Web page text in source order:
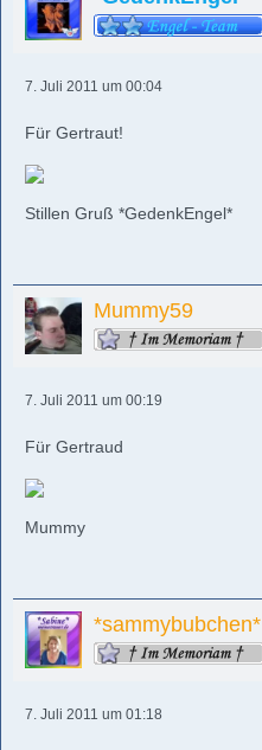
7. Juli 2011 um 00:04
Für Gertraut!
Stillen Gruß *GedenkEngel*
Mummy59
7. Juli 2011 um 00:19
Für Gertraud
Mummy
*sammybubchen*
7. Juli 2011 um 01:18